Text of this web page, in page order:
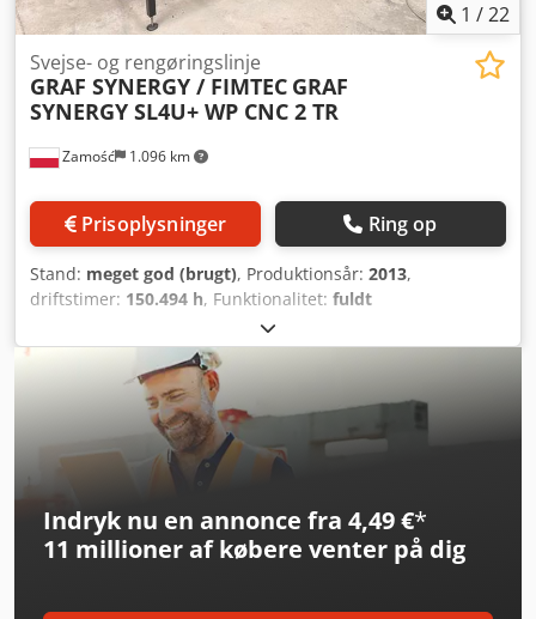
1 /22
Zamość 1.096 km
Svejse- og rengøringslinje
GRAF SYNERGY / FIMTEC GRAF
SYNERGY SL4U+ WP CNC 2 TR
Prisoplysninger Ring op
Stand: meget god (brugt), Produktionsår: 2013,
driftstimer: 150.494 h, Funktionalitet: fuldt
, Svejsnings- og rengøringslinje GRAF
SYNERGY / FIMTEC, årgang 2013. Arbejdsretning fra
venstre mod højre. Firehovedet svejsemaskine SL4U, maks.
dimension 2800 x 3200 mm, min. 400 mm, fuge 0,2 mm.
Rensemaskine WP CNC 2 TR. Kølestation. Knive til
rengøring af plane overflader med rille samt glatte
overflader. Kun udført 150494 cyklusser – teknisk stand
meget god. Chsdpsyyxvwofx Afuja
Indryk nu en annonce fra 4,49 €*
11 millioner af købere venter på dig